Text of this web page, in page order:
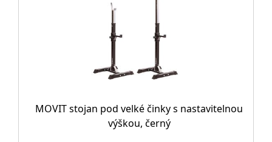
MOVIT stojan pod velké činky s nastavitelnou
výškou, černý